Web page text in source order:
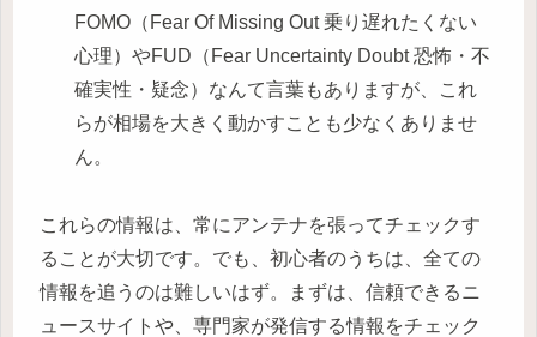
FOMO（Fear Of Missing Out 乗り遅れたくない
心理）やFUD（Fear Uncertainty Doubt 恐怖・不
確実性・疑念）なんて言葉もありますが、これ
らが相場を大きく動かすことも少なくありませ
ん。
これらの情報は、常にアンテナを張ってチェックす
ることが大切です。でも、初心者のうちは、全ての
情報を追うのは難しいはず。まずは、信頼できるニ
ュースサイトや、専門家が発信する情報をチェック